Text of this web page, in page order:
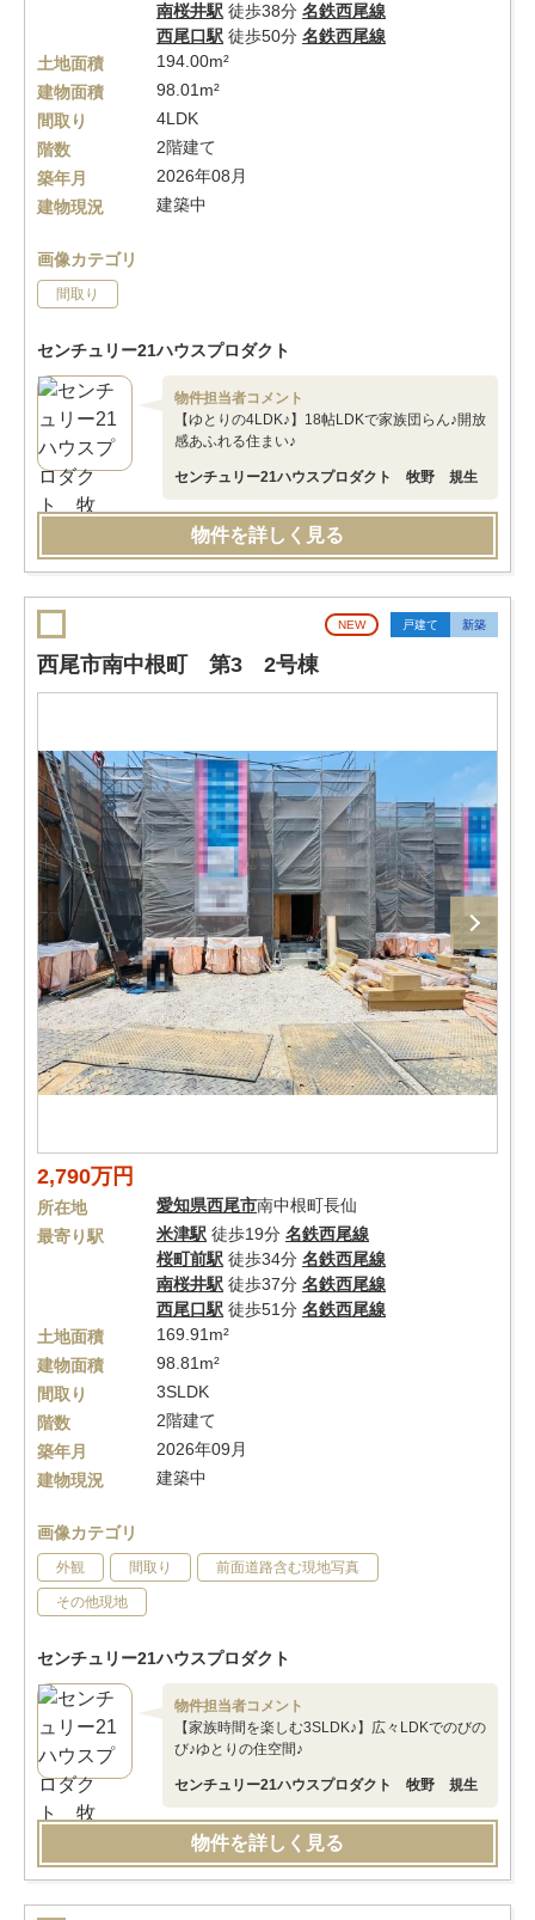
南桜井駅 徒歩38分 名鉄西尾線
西尾口駅 徒歩50分 名鉄西尾線
土地面積
194.00m²
建物面積
98.01m²
間取り
4LDK
階数
2階建て
築年月
2026年08月
建物現況
建築中
画像カテゴリ
間取り
センチュリー21ハウスプロダクト
物件担当者コメント
【ゆとりの4LDK♪】18帖LDKで家族団らん♪開放
感あふれる住まい♪
センチュリー21ハウスプロダクト 牧野 規生
物件を詳しく見る
NEW 戸建て 新築
西尾市南中根町 第3 2号棟
2,790万円
所在地 愛知県西尾市南中根町長仙
最寄り駅
米津駅 徒歩19分 名鉄西尾線
桜町前駅 徒歩34分 名鉄西尾線
南桜井駅 徒歩37分 名鉄西尾線
西尾口駅 徒歩51分 名鉄西尾線
土地面積
169.91m²
建物面積
98.81m²
間取り
3SLDK
階数
2階建て
築年月
2026年09月
建物現況
建築中
画像カテゴリ
外観 間取り 前面道路含む現地写真
その他現地
センチュリー21ハウスプロダクト
物件担当者コメント
【家族時間を楽しむ3SLDK♪】広々LDKでのびの
び♪ゆとりの住空間♪
センチュリー21ハウスプロダクト 牧野 規生
物件を詳しく見る